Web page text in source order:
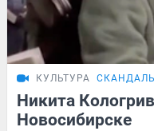
КУЛЬТУРА
Никита
Новосибирске